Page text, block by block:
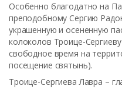
Особенно благодатно на
преподобному Сергию
украшенную и осененную
колоколов Троице-
свободное время на
посещение святынь).
Троице-Сергиева Лавра –